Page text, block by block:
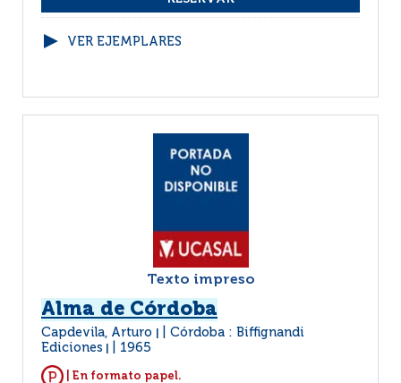
VER EJEMPLARES
Texto impreso
Alma de Córdoba
Capdevila, Arturo
Córdoba : Biffignandi
Ediciones
1965
| En formato papel.